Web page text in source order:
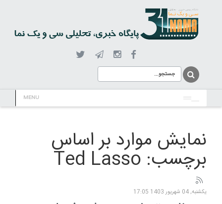
MENU
نمایش موارد بر اساس
برچسب: Ted Lasso
یکشنبه, 04 شهریور 1403 17:05